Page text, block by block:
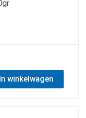
In winkelwagen